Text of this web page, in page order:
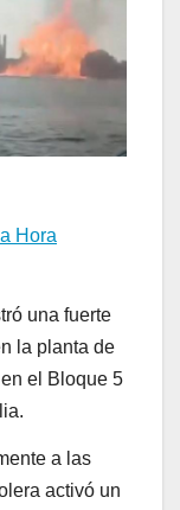
Hora
una fuerte
la planta de
el Bloque 5
a las
activó un